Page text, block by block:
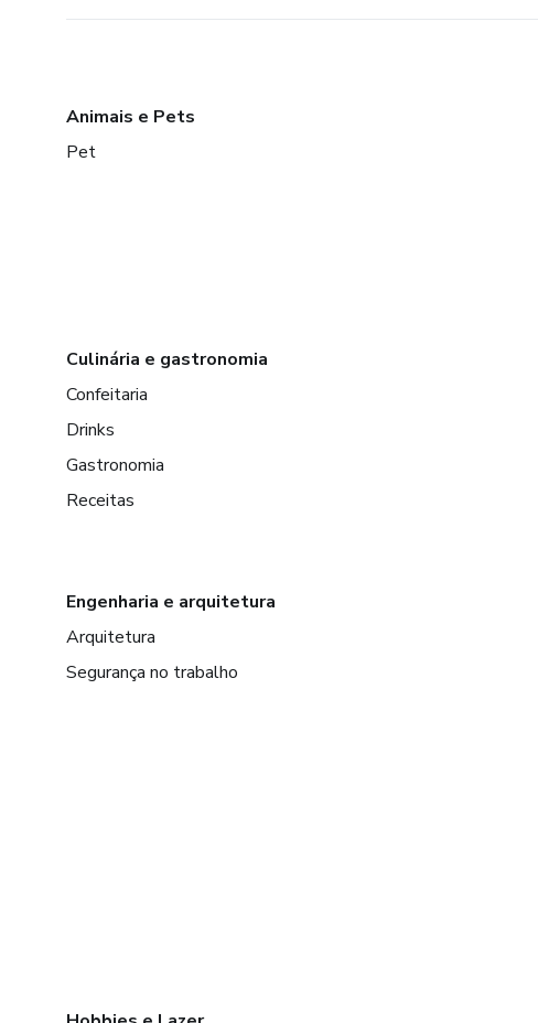
Animais e Pets
Pet
Culinária e gastronomia
Confeitaria
Drinks
Gastronomia
Receitas
Engenharia e arquitetura
Arquitetura
Segurança no trabalho